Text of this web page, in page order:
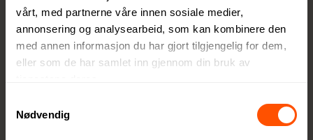
vårt, med partnerne våre innen sosiale medier,
annonsering og analysearbeid, som kan kombinere den
med annen informasjon du har gjort tilgjengelig for dem,
eller som de har samlet inn gjennom din bruk av
Nødvendig
laget for å vare lenger enn
kortvarige trender. Med
fokus på bærekraft og rene